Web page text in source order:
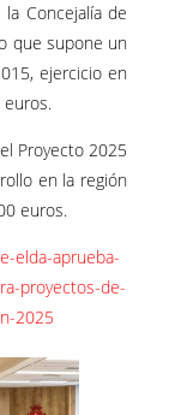
Concejalía de
que supone un
ejercicio en
euros.
Proyecto 2025
en la región
euros.
elda-aprueba-
proyectos-de-
2025